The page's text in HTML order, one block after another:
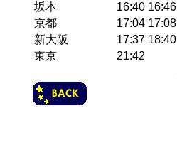
坂本
16:40 16:46
京都
17:04 17:08
新大阪
17:37 18:40
東京
21:42